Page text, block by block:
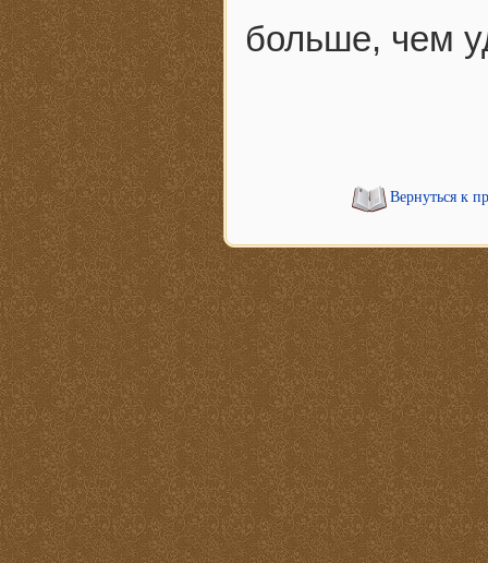
больше, чем
Вернуться к